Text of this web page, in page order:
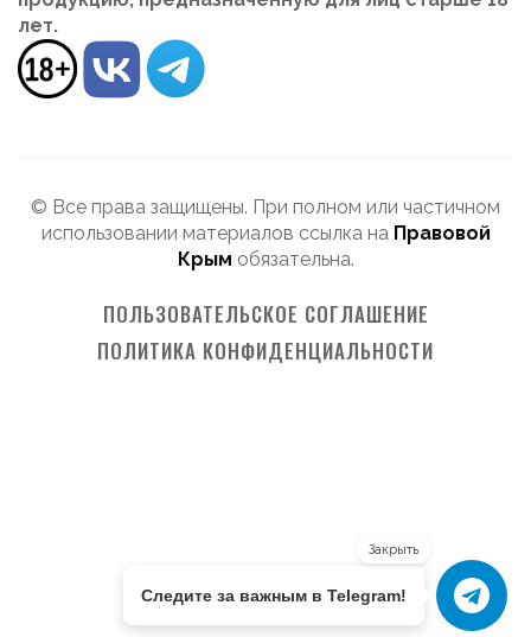
лет.
© Все права защищены. При полном или частичном
использовании материалов ссылка на Правовой
Крым обязательна.
ПОЛЬЗОВАТЕЛЬСКОЕ СОГЛАШЕНИЕ
ПОЛИТИКА КОНФИДЕНЦИАЛЬНОСТИ
Закрыть
Следите за важным в Telegram!